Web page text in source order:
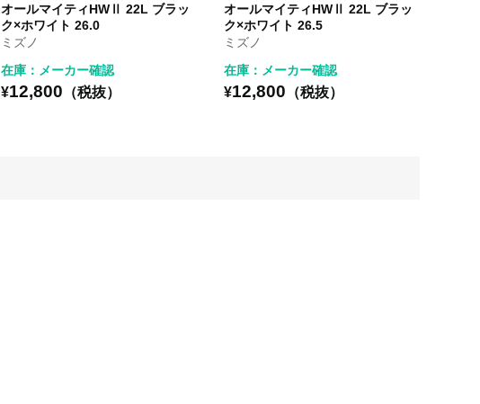
オールマイティHWⅡ 22L ブラッ
ク×ホワイト 26.0
ミズノ
在庫：メーカー確認
¥12,800 （税抜）
オールマイティHWⅡ 22L ブラッ
ク×ホワイト 26.5
ミズノ
在庫：メーカー確認
¥12,800 （税抜）